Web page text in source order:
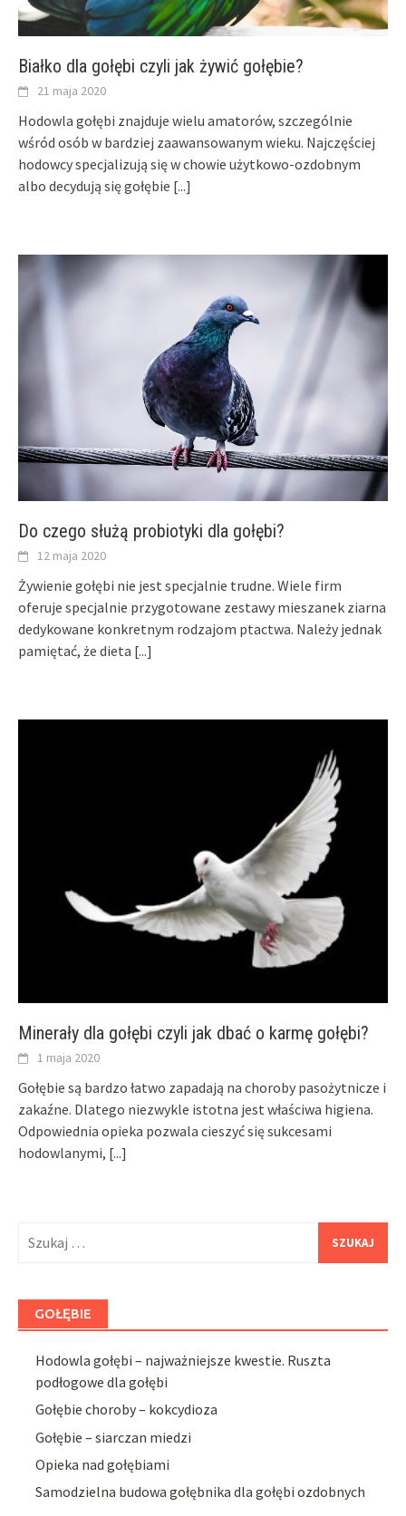
Białko dla gołębi czyli jak żywić gołębie?
21 maja 2020
Hodowla gołębi znajduje wielu amatorów, szczególnie
wśród osób w bardziej zaawansowanym wieku. Najczęściej
hodowcy specjalizują się w chowie użytkowo-ozdobnym
albo decydują się gołębie [...]
Do czego służą probiotyki dla gołębi?
12 maja 2020
Żywienie gołębi nie jest specjalnie trudne. Wiele firm
oferuje specjalnie przygotowane zestawy mieszanek ziarna
dedykowane konkretnym rodzajom ptactwa. Należy jednak
pamiętać, że dieta [...]
Minerały dla gołębi czyli jak dbać o karmę gołębi?
1 maja 2020
Gołębie są bardzo łatwo zapadają na choroby pasożytnicze i
zakaźne. Dlatego niezwykle istotna jest właściwa higiena.
Odpowiednia opieka pozwala cieszyć się sukcesami
hodowlanymi, [...]
GOŁĘBIE
Hodowla gołębi – najważniejsze kwestie. Ruszta
podłogowe dla gołębi
Gołębie choroby – kokcydioza
Gołębie – siarczan miedzi
Opieka nad gołębiami
Samodzielna budowa gołębnika dla gołębi ozdobnych